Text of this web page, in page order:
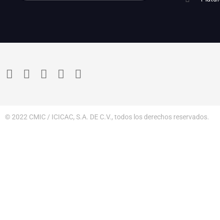
© 2022 CMIC / ICICAC, S.A. DE C.V., todos los derechos reservados.